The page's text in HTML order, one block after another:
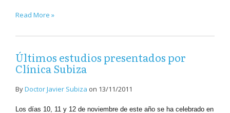
Read More »
Últimos estudios presentados por
Clínica Subiza
ByDoctor Javier Subiza on 13/11/2011
Los días 10, 11 y 12 de noviembre de este año se ha celebrado en